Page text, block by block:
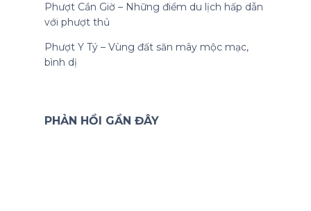
Phượt Cần Giờ – Những điểm du lịch hấp dẫn
với phượt thủ
Phượt Y Tý – Vùng đất săn mây mộc mạc,
bình dị
PHẢN HỒI GẦN ĐÂY